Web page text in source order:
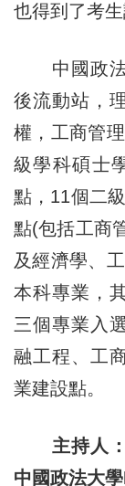
也得到了考生
中國政法
後流動站，
權，工商管
級學科碩士
點，11個二
點(包括工商
及經濟學、
本科專業，
三個專業入
融工程、工
業建設點。
主持人
中國政法大